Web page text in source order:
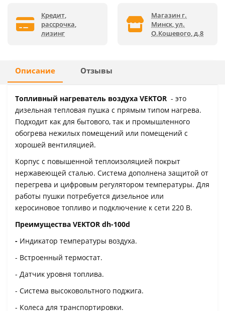
Кредит,
рассрочка,
лизинг
Магазин г.
Минск, ул.
О.Кошевого, д.8
Описание Отзывы
Топливный нагреватель воздуха VEKTOR - это
дизельная тепловая пушка с прямым типом нагрева.
Подходит как для бытового, так и промышленного
обогрева нежилых помещений или помещений с
хорошей вентиляцией.
Корпус с повышенной теплоизоляцией покрыт
нержавеющей сталью. Система дополнена защитой от
перегрева и цифровым регулятором температуры. Для
работы пушки потребуется дизельное или
керосиновое топливо и подключение к сети 220 В.
Преимущества VEKTOR dh-100d
- Индикатор температуры воздуха.
- Встроенный термостат.
- Датчик уровня топлива.
- Система высоковольтного поджига.
- Колеса для транспортировки.